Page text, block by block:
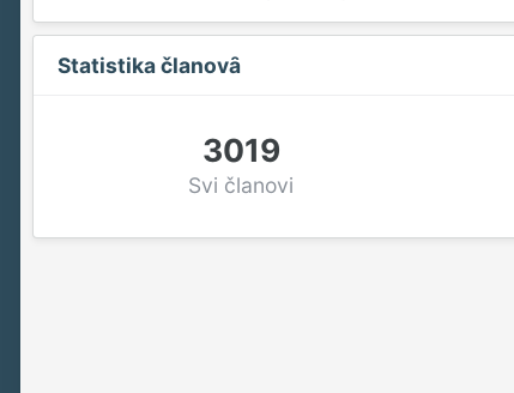
Statistika članovȃ
3019
Svi članovi